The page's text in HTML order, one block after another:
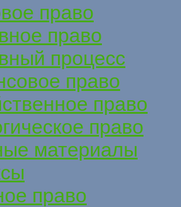
право
право
процесс
право
право
право
материалы
право